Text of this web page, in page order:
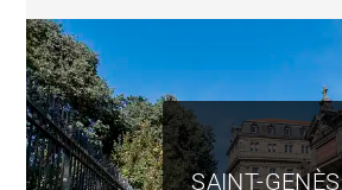
SAINT-GENÈS